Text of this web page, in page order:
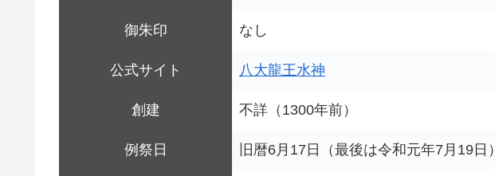
御朱印 なし
公式サイト 八大龍王水神
創建 不詳（1300年前）
例祭日 旧暦6月17日（最後は令和元年7月19日）